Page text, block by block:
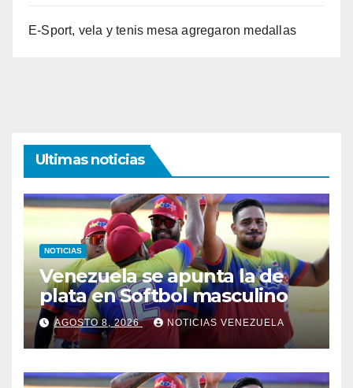
E-Sport, vela y tenis mesa agregaron medallas
Ultimas noticias
NOTICIAS
Venezuela se apunta la de
plata en Softbol masculino
AGOSTO 8, 2026 NOTICIAS VENEZUELA